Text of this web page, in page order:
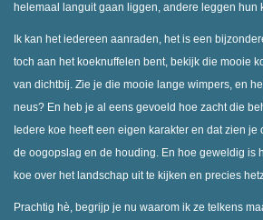
helemaal languit gaan liggen, andere leggen hun
Ik kan het iedereen aanraden, het is een
toch aan het koeknuffelen bent, bekijk die mooie
van dichtbij. Zie je die mooie lange wimpers, en
neus? En heb je al eens gevoeld hoe zacht die
Iedere koe heeft een eigen karakter en dat zien
de oogopslag en de houding. En hoe geweldig is
koe over het landschap uit te kijken en precies
Prachtig hè, begrijp je nu waarom ik ze telkens